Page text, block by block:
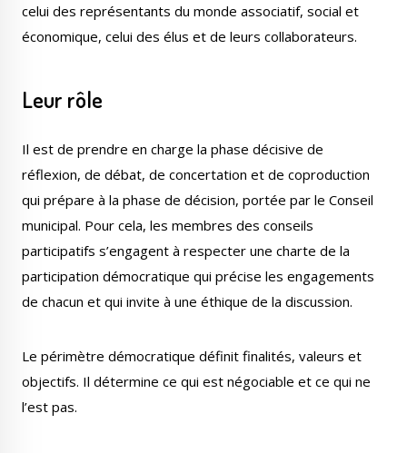
celui des représentants du monde associatif, social et
économique, celui des élus et de leurs collaborateurs.
Leur rôle
Il est de prendre en charge la phase décisive de
réflexion, de débat, de concertation et de coproduction
qui prépare à la phase de décision, portée par le Conseil
municipal. Pour cela, les membres des conseils
participatifs s’engagent à respecter une charte de la
participation démocratique qui précise les engagements
de chacun et qui invite à une éthique de la discussion.
Le périmètre démocratique définit finalités, valeurs et
objectifs. Il détermine ce qui est négociable et ce qui ne
l’est pas.